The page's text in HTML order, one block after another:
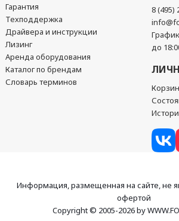
Гарантия
Техподдержка
Драйвера и инструкции
Лизинг
Аренда оборудования
Каталог по брендам
Словарь терминов
8 (495)
до
Информация, размещенная на сайте, не
офертой
Copyright © 2005-2026 by